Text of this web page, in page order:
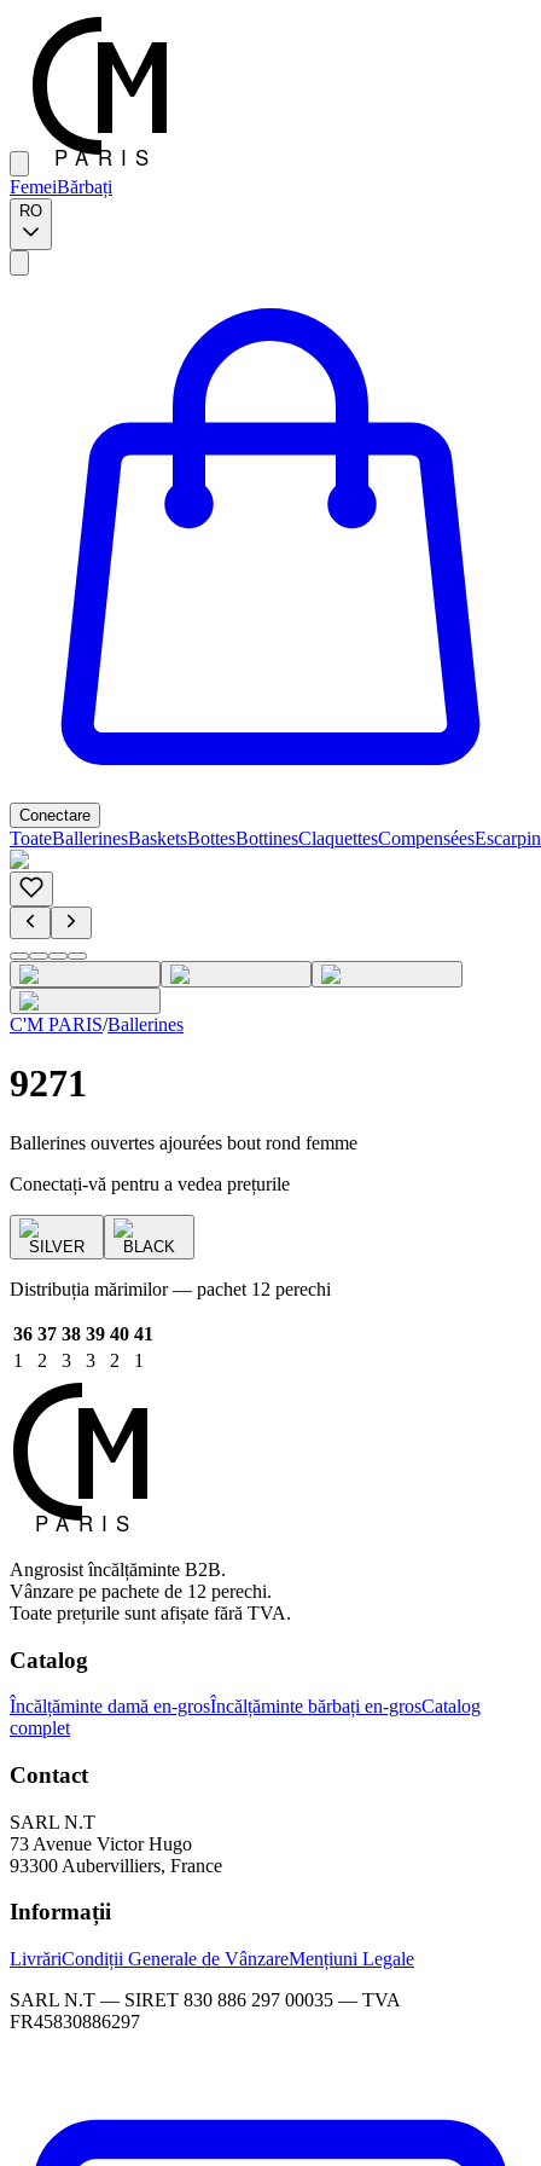
FemeiBărbați
RO
Conectare
ToateBallerinesBasketsBottesBottinesClaquettesCompensées
C'M PARIS/Ballerines
9271
Ballerines ouvertes ajourées bout rond femme
Conectați-vă pentru a vedea prețurile
SILVER BLACK
Distribuția mărimilor — pachet 12 perechi
36 37 38 39 40 41
1
2 3 3 2 1
Angrosist încălțăminte B2B.
Vânzare pe pachete de 12 perechi.
Toate prețurile sunt afișate fără TVA.
Catalog
Încălțăminte damă en-grosÎncălțăminte bărbați en-grosCatalog
complet
Contact
SARL N.T
73 Avenue Victor Hugo
93300 Aubervilliers, France
Informații
LivrăriCondiții Generale de VânzareMențiuni Legale
SARL N.T — SIRET 830 886 297 00035 — TVA
FR45830886297